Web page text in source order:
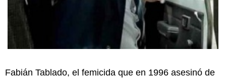
Fabián Tablado, el femicida que en 1996 asesinó de